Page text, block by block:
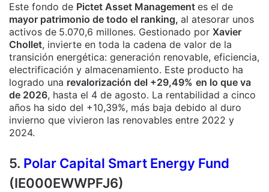
Este fondo de Pictet Asset Management es el de
mayor patrimonio de todo el ranking, al atesorar unos
activos de 5.070,6 millones. Gestionado por Xavier
Chollet, invierte en toda la cadena de valor de la
transición energética: generación renovable, eficiencia,
electrificación y almacenamiento. Este producto ha
logrado una revalorización del +29,49% en lo que va
de 2026, hasta el 4 de agosto. La rentabilidad a cinco
años ha sido del +10,39%, más baja debido al duro
invierno que vivieron las renovables entre 2022 y
2024.
5. Polar Capital Smart Energy Fund
(IE000EWWPFJ6)